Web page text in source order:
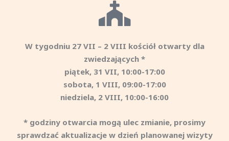
W tygodniu 27 VII – 2 VIII kościół otwarty dla
zwiedzających *
piątek, 31 VII, 10:00-17:00
sobota, 1 VIII, 09:00-17:00
niedziela, 2 VIII, 10:00-16:00
* godziny otwarcia mogą ulec zmianie, prosimy
sprawdzać aktualizacje w dzień planowanej wizyty